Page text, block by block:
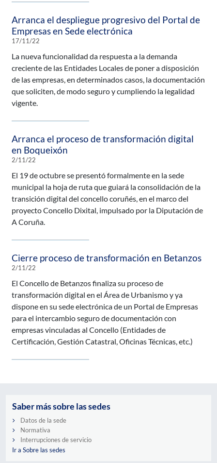
Arranca el despliegue progresivo del Portal de
Empresas en Sede electrónica
17/11/22
La nueva funcionalidad da respuesta a la demanda
creciente de las Entidades Locales de poner a disposición
de las empresas, en determinados casos, la documentación
que soliciten, de modo seguro y cumpliendo la legalidad
vigente.
Arranca el proceso de transformación digital
en Boqueixón
2/11/22
El 19 de octubre se presentó formalmente en la sede
municipal la hoja de ruta que guiará la consolidación de la
transición digital del concello coruñés, en el marco del
proyecto Concello Dixital, impulsado por la Diputación de
A Coruña.
Cierre proceso de transformación en Betanzos
2/11/22
El Concello de Betanzos finaliza su proceso de
transformación digital en el Área de Urbanismo y ya
dispone en su sede electrónica de un Portal de Empresas
para el intercambio seguro de documentación con
empresas vinculadas al Concello (Entidades de
Certificación, Gestión Catastral, Oficinas Técnicas, etc.)
Saber más sobre las sedes
Datos de la sede
Normativa
Interrupciones de servicio
Ir a Sobre las sedes